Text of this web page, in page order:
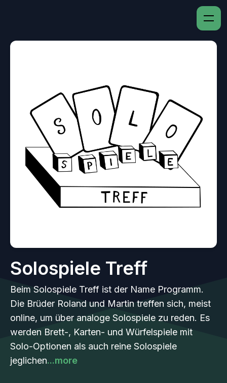
Solospiele Treff
Beim Solospiele Treff ist der Name Programm.
Die Brüder Roland und Martin treffen sich, meist
online, um über analoge Solospiele zu reden. Es
werden Brett-, Karten- und Würfelspiele mit
Solo-Optionen als auch reine Solospiele
jeglichen...more